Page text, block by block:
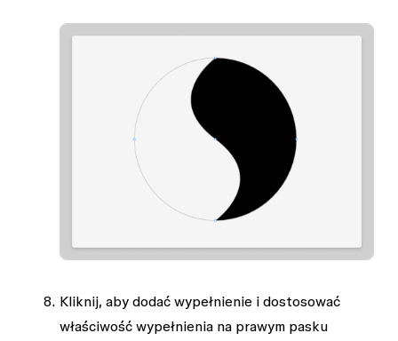
Kliknij, aby dodać wypełnienie i dostosować
właściwość wypełnieniana prawym pasku